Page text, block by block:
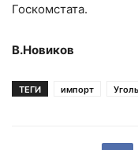
Госкомстата.
В.Новиков
ТЕГИ импорт Уголь